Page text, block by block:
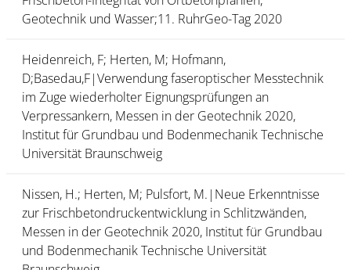
Geotechnik und Wasser;11. RuhrGeo-Tag 2020
Heidenreich, F; Herten, M; Hofmann,
D;Basedau,F|Verwendung faseroptischer Messtechnik
im Zuge wiederholter Eignungsprüfungen an
Verpressankern, Messen in der Geotechnik 2020,
Institut für Grundbau und Bodenmechanik Technische
Universität Braunschweig
Nissen, H.; Herten, M; Pulsfort, M.|Neue Erkenntnisse
zur Frischbetondruckentwicklung in Schlitzwänden,
Messen in der Geotechnik 2020, Institut für Grundbau
und Bodenmechanik Technische Universität